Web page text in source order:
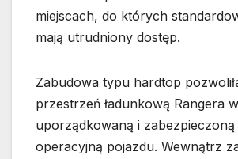
miejscach, do których
mają utrudniony dostęp.
Zabudowa typu hardtop
przestrzeń ładunkową Rangera w
uporządkowaną i
operacyjną pojazdu. Wewnątrz